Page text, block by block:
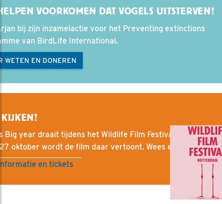
VOORKOMEN DAT VOGELS UITSTERVEN?
bij zijn inzamelactie voor het Preventing extinctions
van BirdLife International.
WETEN EN DONEREN
Big year draait tijdens het Wildlife Film Festival in
oktober wordt de film daar vertoont. Wees er snel bij.
en tickets